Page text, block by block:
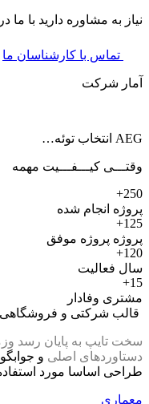
نیاز به مشاوره دارید با ما
تماس با کارشناسان ما
آمار شرکت
AEG انتخاب توئه…
وقتـــی کیـــفـــیت مهمه
250+
پروژه انجام شده
125+
پروژه پروژه موفق
120+
سال فعالیت
15+
مشتری وفادار
قالب شرکتی و فروشگاهی
سخت تایپ به پایان رسد
دستاوردهای اصلی و
طراحی اساسا مورد
معماری